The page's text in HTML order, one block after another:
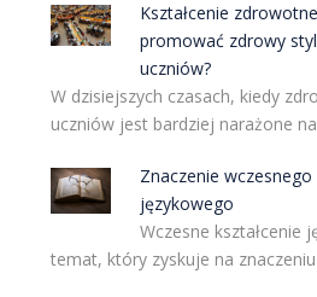
Kształcenie
promować zdrowy
uczniów?
W dzisiejszych czasach, kiedy
uczniów jest bardziej narażone
Znaczenie wczesnego
językowego
Wczesne kształcenie
temat, który zyskuje na